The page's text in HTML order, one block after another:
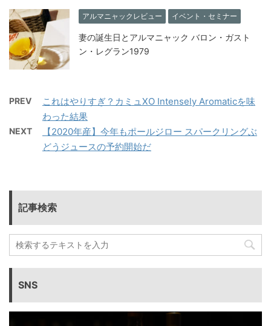
アルマニャックレビュー イベント・セミナー
妻の誕生日とアルマニャック バロン・ガスト
ン・レグラン1979
PREV
これはやりすぎ？カミュXO Intensely Aromaticを味
わった結果
NEXT
【2020年産】今年もポールジロー スパークリングぶ
どうジュースの予約開始だ
記事検索
SNS